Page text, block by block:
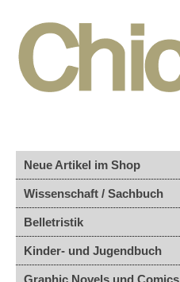
Neue Artikel im Shop
Wissenschaft / Sachbuch
Belletristik
Kinder- und Jugendbuch
Graphic Novels und Comics